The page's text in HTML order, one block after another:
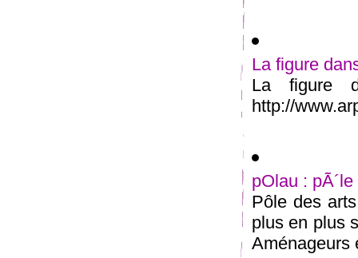
La figure
La figure
http://
pOlau :
Pôle des
plus en plus
Aménageurs